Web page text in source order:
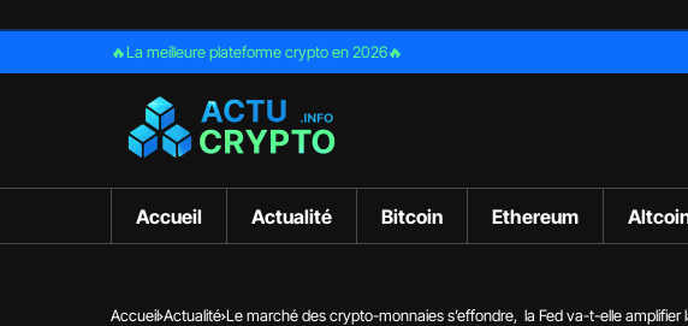
🔥La meilleure plateforme crypto en 2026🔥
Accueil Actualité Bitcoin Ethereum
Accueil Actualité Le marché des crypto-monnaies s’effondre, la Fed va-t-elle amplifier